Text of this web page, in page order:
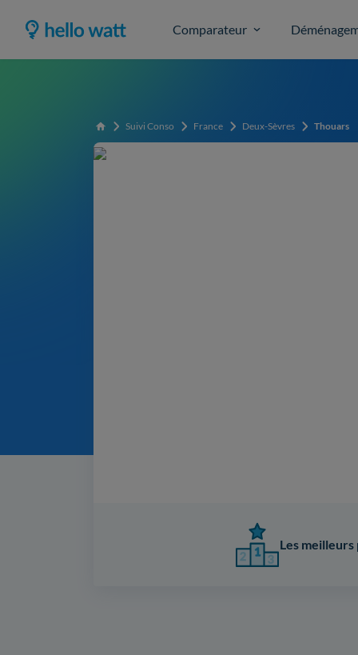
Comparateur
Accueil Suivi Conso France Deux-Sèvres Thouars
Les meilleurs